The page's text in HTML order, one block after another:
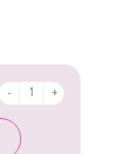
- +